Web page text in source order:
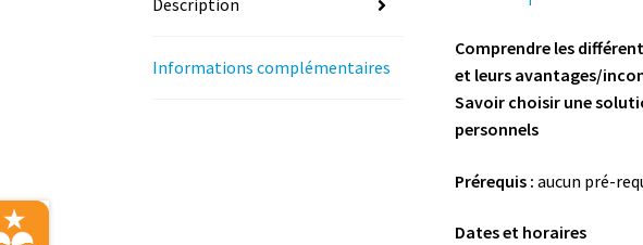
-
Description
Informations complémentaires
Comprendre les
et leurs avantages/
Savoir choisir une
personnels
Prérequis : aucun pré-
Dates et horaires